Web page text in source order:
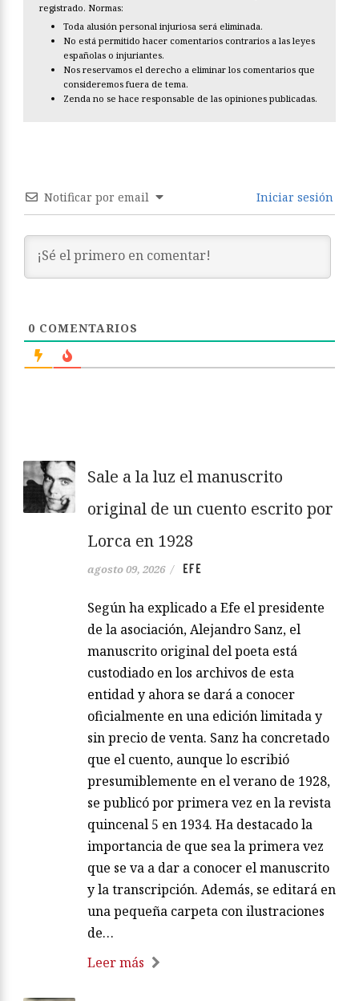
registrado. Normas:
Toda alusión personal injuriosa será eliminada.
No está permitido hacer comentarios contrarios a las leyes
españolas o injuriantes.
Nos reservamos el derecho a eliminar los comentarios que
consideremos fuera de tema.
Zenda no se hace responsable de las opiniones publicadas.
Notificar por email Iniciar sesión
0 COMENTARIOS
Sale a la luz el manuscrito
original de un cuento escrito por
Lorca en 1928
agosto 09, 2026 / EFE
Según ha explicado a Efe el presidente
de la asociación, Alejandro Sanz, el
manuscrito original del poeta está
custodiado en los archivos de esta
entidad y ahora se dará a conocer
oficialmente en una edición limitada y
sin precio de venta. Sanz ha concretado
que el cuento, aunque lo escribió
presumiblemente en el verano de 1928,
se publicó por primera vez en la revista
quincenal 5 en 1934. Ha destacado la
importancia de que sea la primera vez
que se va a dar a conocer el manuscrito
y la transcripción. Además, se editará en
una pequeña carpeta con ilustraciones
de…
Leer más